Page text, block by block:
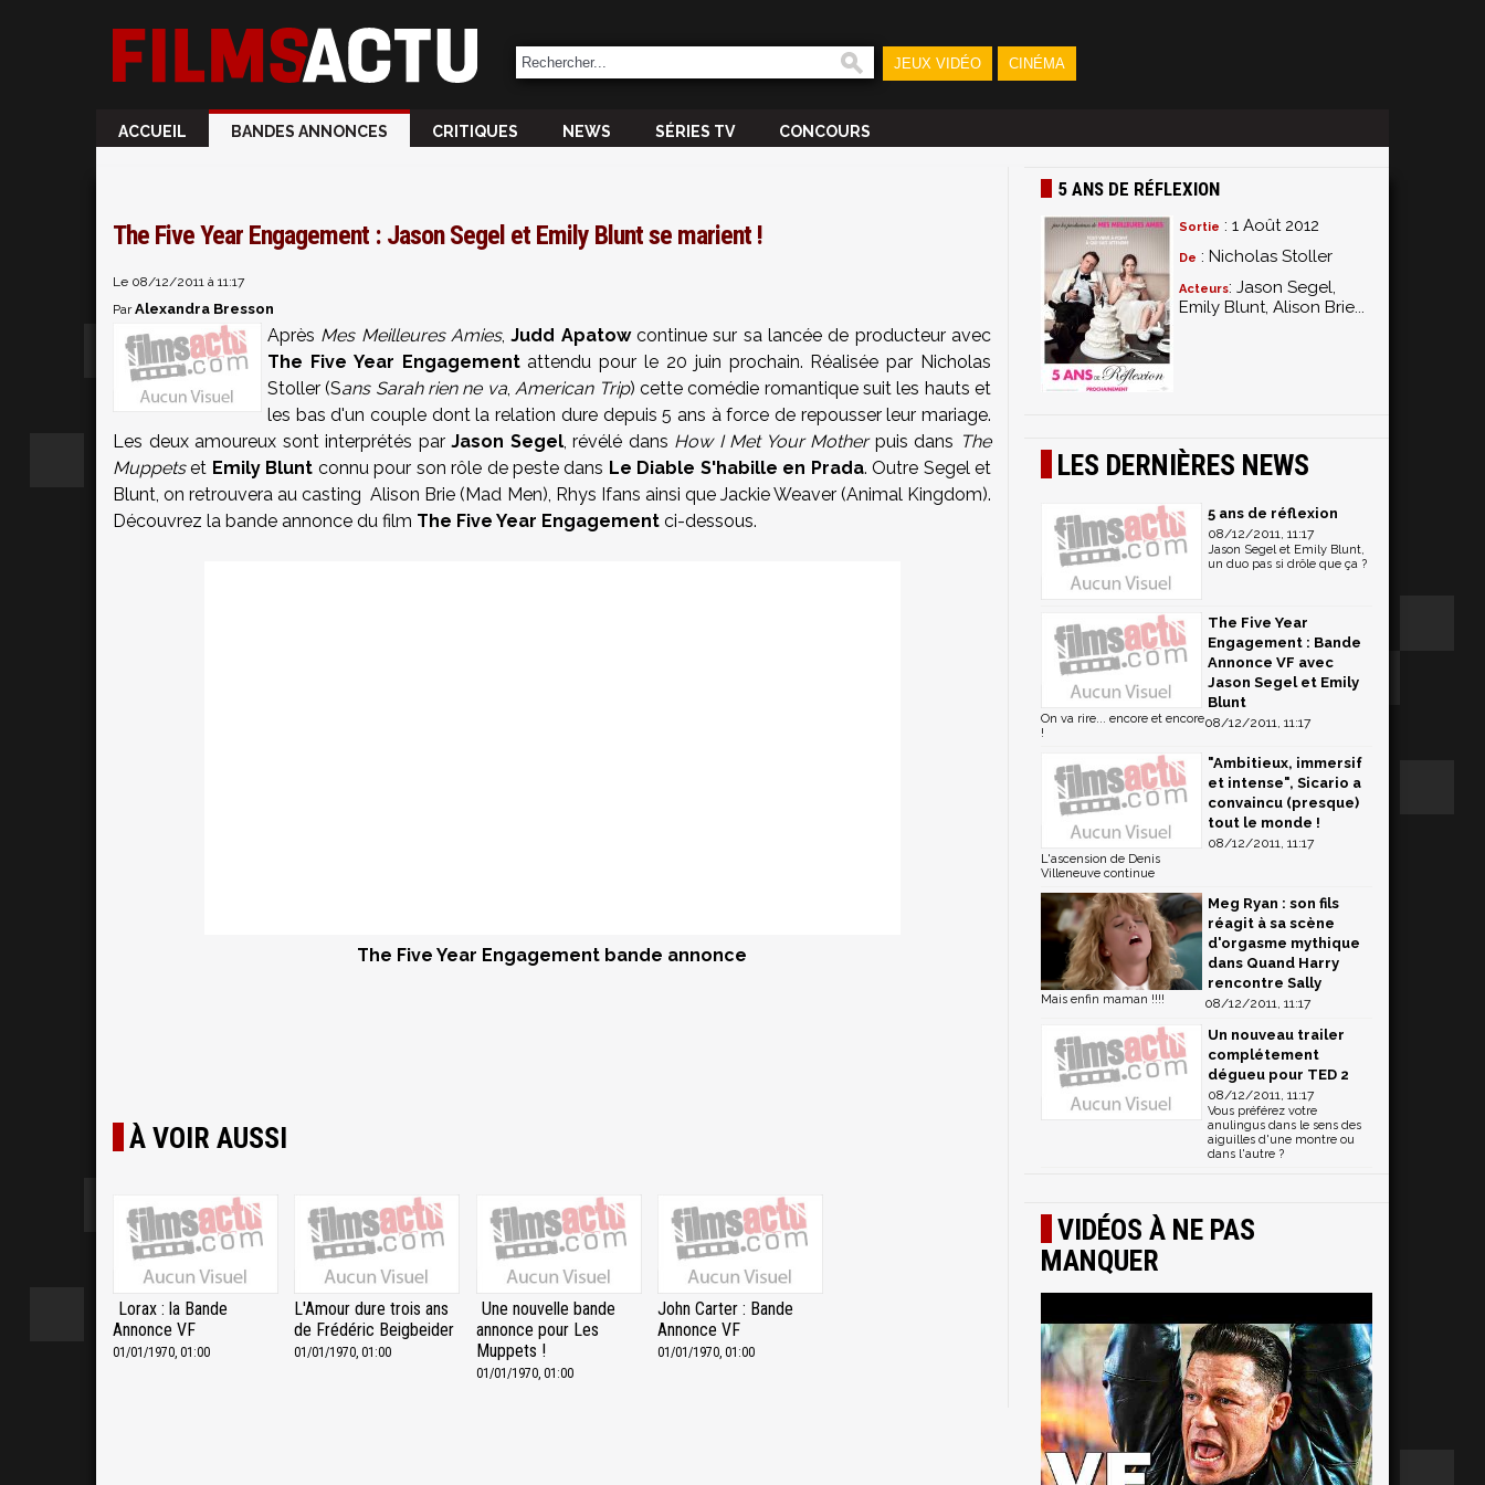
JEUX VIDÉO CINÉMA
ACCUEIL BANDES ANNONCES CRITIQUES NEWS SÉRIES TV CONCOURS
The Five Year Engagement : Jason Segel et Emily Blunt se marient !
Le 08/12/2011 à 11:17
ParAlexandra Bresson
Après Mes Meilleures Amies,Judd Apatowcontinue sur sa lancée de producteur avec
The Five Year Engagementattendu pour le 20 juin prochain. Réalisée par Nicholas
Stoller (Sans Sarah rien ne va,American Trip) cette comédie romantique suit les hauts et
les bas d'un couple dont la relation dure depuis 5 ans à force de repousser leur mariage.
Les deux amoureux sont interprétés parJason Segel, révélé dans How I Met Your Motherpuis dans The
Muppetset Emily Blunt connu pour son rôle de peste dans Le Diable S'habille en Prada. Outre Segel et
Blunt, on retrouvera au casting Alison Brie (Mad Men), Rhys Ifans ainsi que Jackie Weaver (Animal Kingdom).
Découvrez la bande annonce du film The Five Year Engagement ci-dessous.
The Five Year Engagement bande annonce
À VOIR AUSSI
Lorax : la Bande
Annonce VF
01/01/1970, 01:00
L'Amour dure trois ans
de Frédéric Beigbeider
01/01/1970, 01:00
Une nouvelle bande
annonce pour Les
Muppets !
01/01/1970, 01:00
John Carter : Bande
Annonce VF
01/01/1970, 01:00
5 ANS DE RÉFLEXION
Sortie : 1 Août 2012
De : Nicholas Stoller
Acteurs: Jason Segel,
Emily Blunt, Alison Brie...
LES DERNIÈRES NEWS
5 ans de réflexion
08/12/2011, 11:17
Jason Segel et Emily Blunt,
un duo pas si drôle que ça ?
The Five Year
Engagement : Bande
Annonce VF avec
Jason Segel et Emily
Blunt
08/12/2011, 11:17
On va rire... encore et encore
!
"Ambitieux, immersif
et intense", Sicario a
convaincu (presque)
tout le monde !
08/12/2011, 11:17
L'ascension de Denis
Villeneuve continue
Meg Ryan : son fils
réagit à sa scène
d'orgasme mythique
dans Quand Harry
rencontre Sally
08/12/2011, 11:17
Mais enfin maman !!!!
Un nouveau trailer
complétement
dégueu pour TED 2
08/12/2011, 11:17
Vous préférez votre
anulingus dans le sens des
aiguilles d'une montre ou
dans l'autre ?
VIDÉOS À NE PAS
MANQUER